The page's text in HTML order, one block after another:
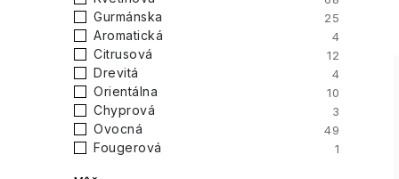
Gurmánska 25
Aromatická 4
Citrusová 12
Drevitá 4
Orientálna 10
Chyprová 3
Ovocná 49
Fougerová 1